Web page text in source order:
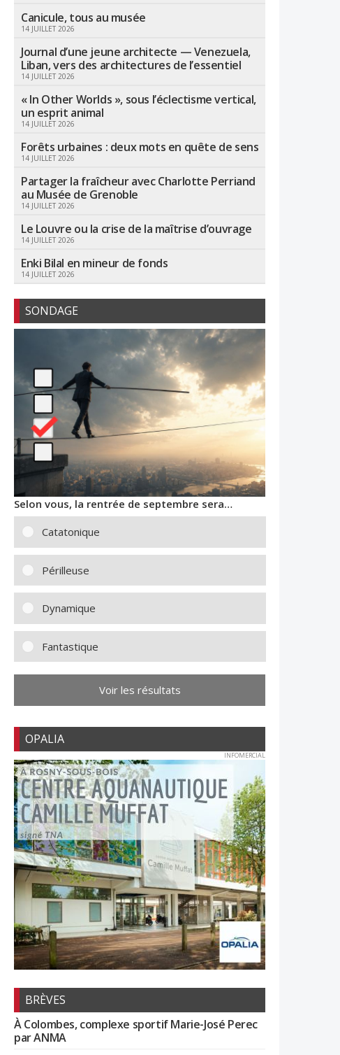
Canicule, tous au musée
14 JUILLET 2026
Journal d’une jeune architecte — Venezuela,
Liban, vers des architectures de l’essentiel
14 JUILLET 2026
« In Other Worlds », sous l’éclectisme vertical,
un esprit animal
14 JUILLET 2026
Forêts urbaines : deux mots en quête de sens
14 JUILLET 2026
Partager la fraîcheur avec Charlotte Perriand
au Musée de Grenoble
14 JUILLET 2026
Le Louvre ou la crise de la maîtrise d’ouvrage
14 JUILLET 2026
Enki Bilal en mineur de fonds
14 JUILLET 2026
SONDAGE
Selon vous, la rentrée de septembre sera…
Catatonique
Périlleuse
Dynamique
Fantastique
Voir les résultats
OPALIA
INFOMERCIAL
BRÈVES
À Colombes, complexe sportif Marie-José Perec
par ANMA